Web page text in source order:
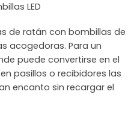
LED
de ratán con bombillas de
acogedoras. Para un
puede convertirse en el
pasillos o recibidores las
encanto sin recargar el